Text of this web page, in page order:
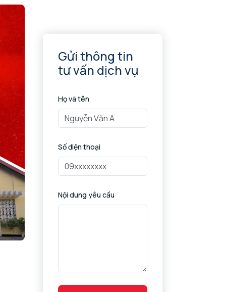
Gửi thông tin
tư vấn dịch vụ
Họ và tên
Số điện thoại
Nội dung yêu cầu